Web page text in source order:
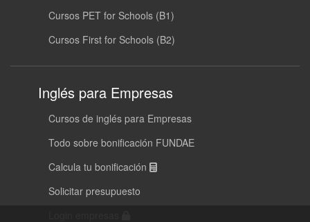
Cursos PET for Schools (B1)
Cursos First for Schools (B2)
Inglés para Empresas
Cursos de inglés para Empresas
Todo sobre bonificación FUNDAE
Calcula tu bonificación
Solicitar presupuesto